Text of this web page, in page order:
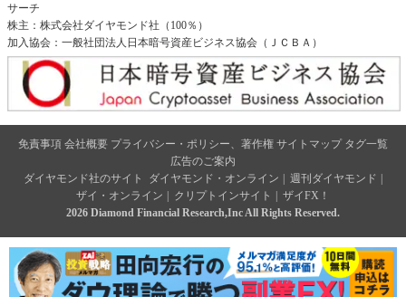
サーチ
株主：株式会社ダイヤモンド社（100％）
加入協会：一般社団法人日本暗号資産ビジネス協会（ＪＣＢＡ）
免責事項 会社概要 プライバシー・ポリシー、著作権 サイトマップ タグ一覧
広告のご案内
ダイヤモンド社のサイト
ダイヤモンド・オンライン 週刊ダイヤモンド
ザイ・オンライン
クリプトインサイト
ザイFX！
2026 Diamond Financial Research,Inc All Rights Reserved.